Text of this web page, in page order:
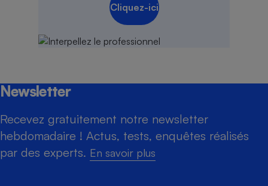
Cliquez-ici
Newsletter
Recevez gratuitement notre newsletter
hebdomadaire ! Actus, tests, enquêtes réalisés
par des experts. En savoir plus